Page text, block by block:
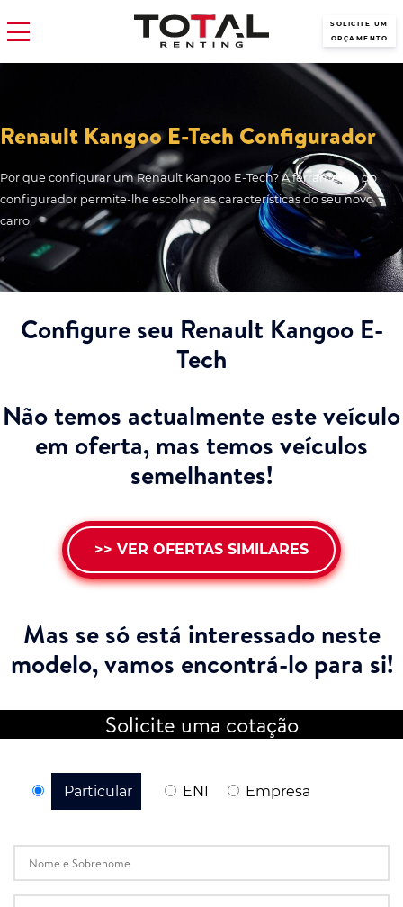
SOLICITE UM
ORÇAMENTO
Renault Kangoo E-Tech Configurador
Por que configurar um Renault Kangoo E-Tech? A ferramenta do
configurador permite-lhe escolher as características do seu novo
carro.
Configure seu Renault Kangoo E-
Tech
Não temos actualmente este veículo
em oferta, mas temos veículos
semelhantes!
>> VER OFERTAS SIMILARES
Mas se só está interessado neste
modelo,vamos encontrá-lo para si!
Solicite uma cotação
Particular ENI Empresa